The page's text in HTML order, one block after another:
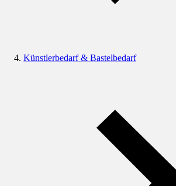
Künstlerbedarf & Bastelbedarf